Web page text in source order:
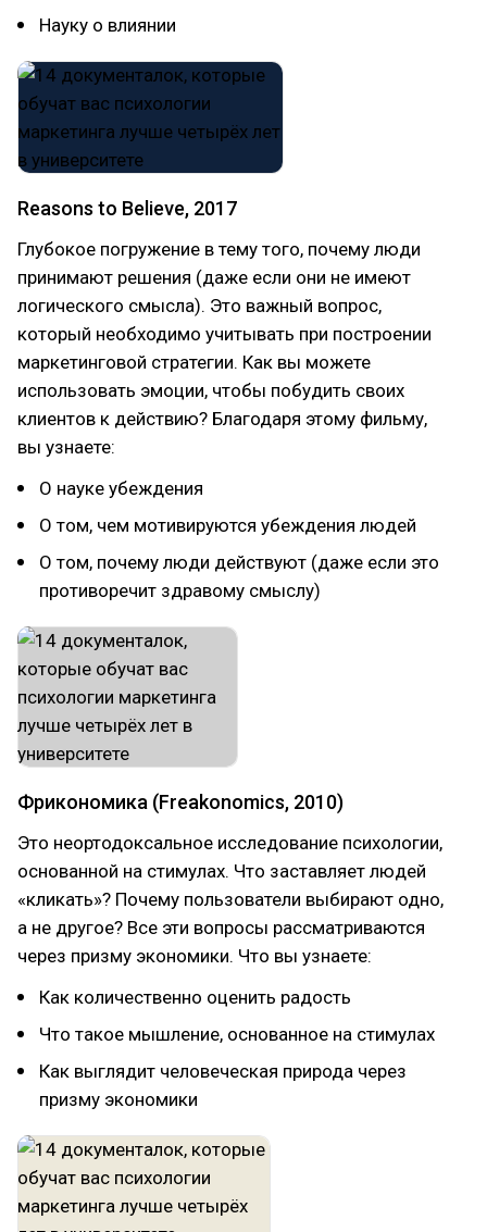
Науку о влиянии
Reasons to Believe, 2017
Глубокое погружение в тему того, почему люди
принимают решения (даже если они не имеют
логического смысла). Это важный вопрос,
который необходимо учитывать при построении
маркетинговой стратегии. Как вы можете
использовать эмоции, чтобы побудить своих
клиентов к действию? Благодаря этому фильму,
вы узнаете:
О науке убеждения
О том, чем мотивируются убеждения людей
О том, почему люди действуют (даже если это
противоречит здравому смыслу)
Фрикономика (Freakonomics, 2010)
Это неортодоксальное исследование психологии,
основанной на стимулах. Что заставляет людей
«кликать»? Почему пользователи выбирают одно,
а не другое? Все эти вопросы рассматриваются
через призму экономики. Что вы узнаете:
Как количественно оценить радость
Что такое мышление, основанное на стимулах
Как выглядит человеческая природа через
призму экономики